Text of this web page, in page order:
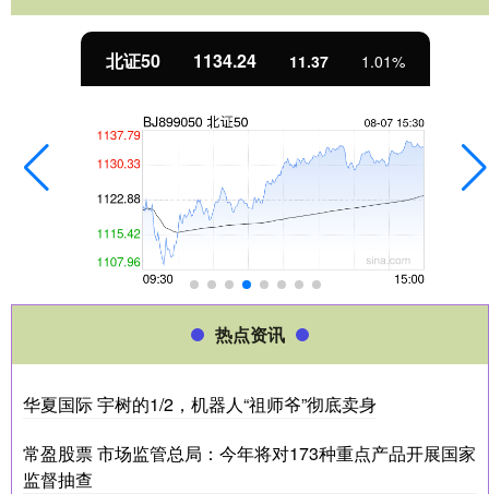
北证50 1134.24 11.37 1.01%
热点资讯
华夏国际 宇树的1/2，机器人“祖师爷”彻底卖身
常盈股票 市场监管总局：今年将对173种重点产品开展国家
监督抽查